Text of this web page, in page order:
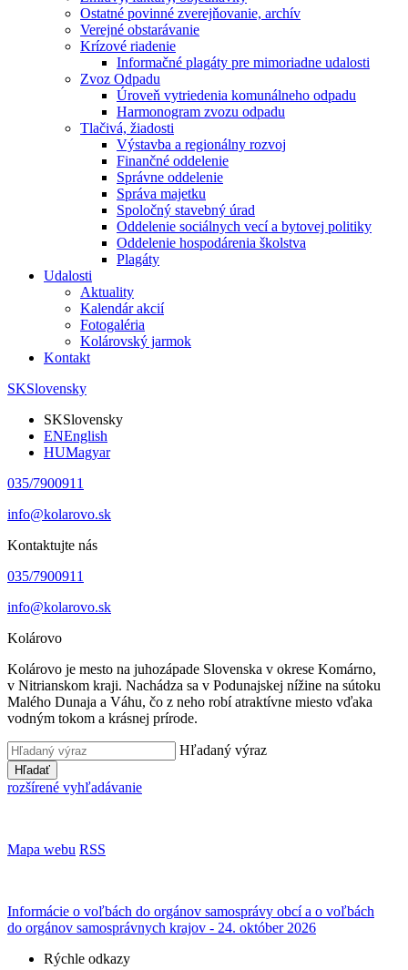
Ostatné povinné zverejňovanie, archív
Verejné obstarávanie
Krízové riadenie
Informačné plagáty pre mimoriadne udalosti
Zvoz Odpadu
Úroveň vytriedenia komunálneho odpadu
Harmonogram zvozu odpadu
Tlačivá, žiadosti
Výstavba a regionálny rozvoj
Finančné oddelenie
Správne oddelenie
Správa majetku
Spoločný stavebný úrad
Oddelenie sociálnych vecí a bytovej politiky
Oddelenie hospodárenia školstva
Plagáty
Udalosti
Aktuality
Kalendár akcií
Fotogaléria
Kolárovský jarmok
Kontakt
SKSlovensky
SKSlovensky
ENEnglish
HUMagyar
035/7900911
info@kolarovo.sk
Kontaktujte nás
035/7900911
info@kolarovo.sk
Kolárovo
Kolárovo je mesto na juhozápade Slovenska v okrese Komárno,
v Nitrianskom kraji. Nachádza sa v Podunajskej nížine na sútoku
Malého Dunaja a Váhu, čo z neho robí atraktívne miesto vďaka
vodným tokom a krásnej prírode.
Hľadaný výraz
Hľadať
rozšírené vyhľadávanie
Mapa webu RSS
Informácie o voľbách do orgánov samosprávy obcí a o voľbách
do orgánov samosprávnych krajov - 24. október 2026
Rýchle odkazy